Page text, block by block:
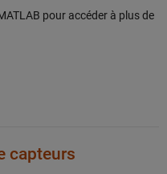
pour accéder à plus de
capteurs